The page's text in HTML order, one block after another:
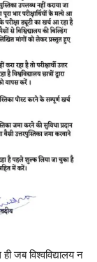
जब विश्वविद्यालय न